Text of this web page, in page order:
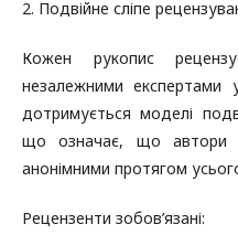
2. Подвійне сліпе
Кожен рукопис
незалежними експертами
дотримується моделі
що означає, що автори
анонімними протягом
Рецензенти зобов’язані: